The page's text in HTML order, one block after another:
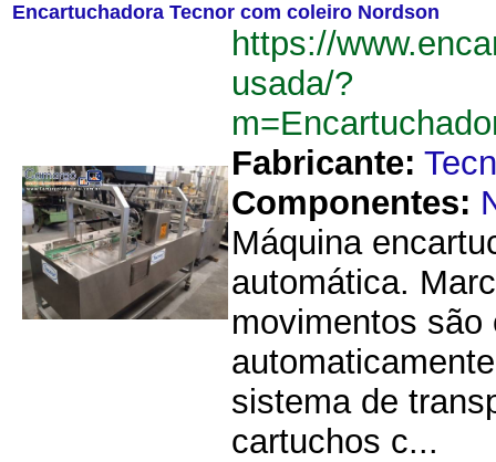
Encartuchadora Tecnor com coleiro Nordson
https://
usada/?
Fabricante:
Componentes:
Máquina
automática.
movimentos
sistema de
cartuchos c...